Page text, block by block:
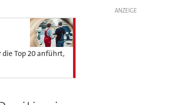
ANZEIGE
Top 20 anführt,